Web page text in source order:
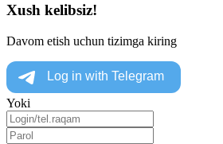
Xush kelibsiz!
Davom etish uchun tizimga kiring
Yoki